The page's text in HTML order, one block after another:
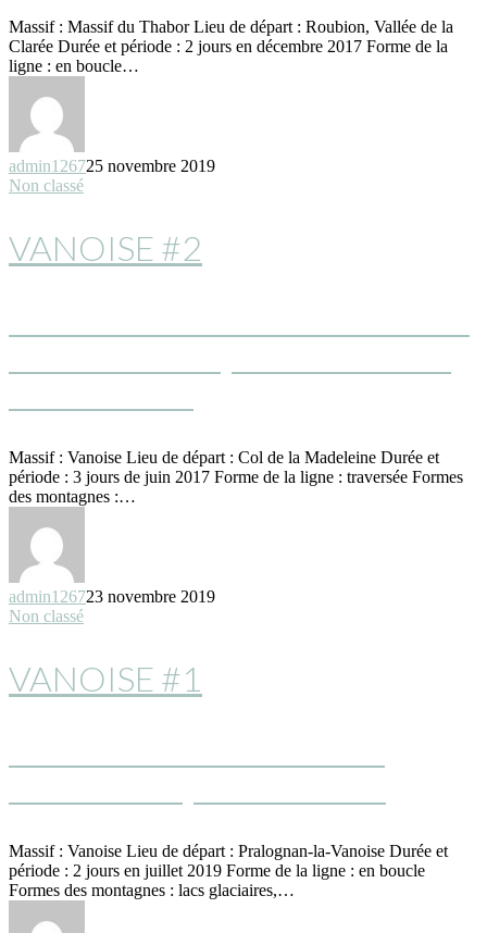
Massif : Massif du Thabor Lieu de départ : Roubion, Vallée de la
Clarée Durée et période : 2 jours en décembre 2017 Forme de la
ligne : en boucle…
admin126725 novembre 2019
Non classé
VANOISE #2
Massif : Vanoise Lieu de départ : Col de la Madeleine Durée et
période : 3 jours de juin 2017 Forme de la ligne : traversée Formes
des montagnes :…
admin126723 novembre 2019
Non classé
VANOISE #1
Massif : Vanoise Lieu de départ : Pralognan-la-Vanoise Durée et
période : 2 jours en juillet 2019 Forme de la ligne : en boucle
Formes des montagnes : lacs glaciaires,…